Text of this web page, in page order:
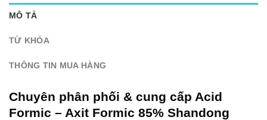
MÔ TẢ
TỪ KHÓA
THÔNG TIN MUA HÀNG
Chuyên phân phối & cung cấp Acid
Formic – Axit Formic 85% Shandong